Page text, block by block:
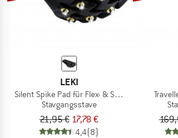
LEKI
Silent Spike Pad für Flex- & Speedtip
Stavgangsstave
21,95 € 17,78 €
4,4(8)